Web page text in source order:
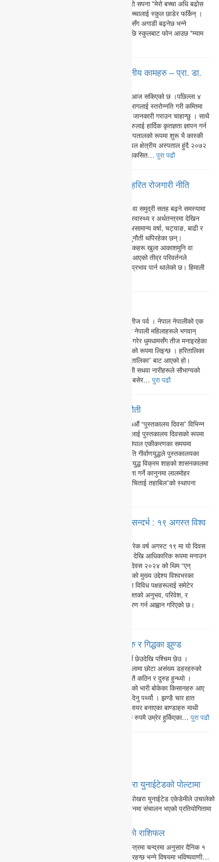
उभिएकी आमा - आमाका आखाँमा एउटा सानो तर गहिरो सपना "मेरो बच्चा अधि बढोस
।" यहि सोच्दा सोच्दै स्कुलको गेट आएको पत्तै भएन बच्चालाई स्कुल छाडेर फर्किन् ।
यसपालि भने अब विस्तारै मेरो बच्चा पनि पक्के राम्रो सँग अगाडी बढ्नेछ भन्ने
विश्वासका साथ दैनिकी चलिरहेको थियो।केहि हप्तापछि स्कुलबाट फोन आउछ "म्याम
४ बर्षे कार्यकालमा मैले गरेका ५० उल्लेखनीय कामहरु – प्रा. डा.
म ४ बर्ष निर्देशकको रूपमा काम गरेको ४ बर्षे पदावधि आज सकिएको छ ।पछिल्ला ४
बर्षमा प्रतिष्ठान र अस्पताल परिवार मिलेर बिभिन्न बिभागलाई स्तरोन्नति गरी कम्तिमा
५० वटा उल्लेख गर्न लायक काम भयको कुरा सबैलाइ जानकारी गराउन चाहान्छु । साथै
मलाई निर्देशक बन्न/बनाउन पहल गर्ने सबै महानुभावहरुलाई हार्दिक कृतज्ञता ज्ञापन गर्न
चाहान्छु ।बि सं २०१२ सालमा Soldier board अस्पतालको रूपमा शुरू भै कास्की
जिल्ला अस्पताल, गण्डकी अंचल अस्पताल, पश्चिमांचल क्षेत्रीय अस्पताल हुंदै २०७२
सालमा पोखरा स्वास्थ्य विज्ञान प्रतिस्ठानको रूपमा बिकसित… पुरा पढौ
जलवायु परिवर्तनको मार श्रमिक वर्गमा : हरित रोजगारी नीति
जलवायु परिवर्तनको असर अब केवल हिमनदी पग्लिने वा समुद्री सतह बढ्ने समस्यामा
सीमित छैन। यसको प्रत्यक्ष प्रभाव रोजगारी, श्रम, स्वास्थ्य र अर्थतन्त्रमा देखिन
थालेको छ, विशेष गरी श्रमिक वर्गमा। गर्मीको लहर, असामान्य वर्षा, चट्याङ, बाढी र
सुख्खाजस्ता चरम मौसम घटनाहरूले श्रम बजारमा चुनौती थपिरहेका छन्।
नेपालजस्तो विकासोन्मुख मुलुकमा ठूलो संख्यामा श्रमिकहरू खुला आकाशमुनि वा
जोखिमपूर्ण वातावरणमा काम गर्न बाध्य छन्। मौसममा आएको तीव्र परिवर्तनले
उनीहरूको उत्पादन क्षमतामा मात्र नभई, जीवनमा नै प्रभाव पार्न थालेको छ। हिमाली
आज भाद्र शुक्ल पक्षको तृतीया तिथि । हरितालिका तीज पर्व । नेपाल नेपालीको एक
विशेष सांस्कृतिक पर्व हो । भाद्र शुक्ल तृतीयाको दिन नेपाली महिलाहरूले भगवान्
शिवको पूजाआराधना गरी व्रत बस्नुका साथै नाचगान गरेर धुमधामसँग तीज मनाइरहेका
छन् । गणेश चतुर्थी र ऋषिपञ्चमी पनि तीजकै अङ्गको रूपमा लिइन्छ । हरितालिका
तिज : हरितालिका: यो नाम संस्कृत शब्द “हरिता” र “तालिका” बाट आएको हो।
शब्दकोषका अनुसार हरितालिका भन्नाले “प्रायः नेपाली सधवा नारीहरूले सौभाग्यको
स्थायित्वका लागि भाद्र शुक्ल तृतीयाका दिन निराहार बसेर… पुरा पढौ
पुस्तकालय दिवस : महत्व, अवस्था र चुनौती
आज भदौ १५ गते “राष्ट्रिय पुस्तकालय दिवस” । १७औं “पुस्तकालय दिवस” विभिन्न
कार्यक्रम गरी मनाइँदैछ। विसं २०६५ देखि भदौ १५ लाई पुस्तकालय दिवसको रूपमा
मनाउने निर्णय गरिएको थियो । पृथ्वीनारायण शाहले नेपाल एकीकरणका समयमा
संकलन गरेका महत्वपूर्ण दस्तावेजलाई पछि उनका नाति गीर्वाणयुद्धले पुस्तकालयका
रूपमा संग्रहित गरेर संरक्षण गरेका थिए। राजा गीर्वाणयुद्ध विक्रम शाहको शासनकालमा
विसं १८६९ भदौ १५ गते शुक्रबार पुस्तकालय स्थापना गर्ने कानुनमा लालमोहर
लगाइएको थियो । विसं १८६९ भदौ १५ गते “पुस्तक चिताई तहाबिल”को स्थापना
फोटोग्राफी : अवश्था, अवसर र चुनौति (सन्दर्भ : १९ अगस्त विश्व
आज अगस्ट १९ तारिख विश्व फोटोग्राफी दिवस । हरेक वर्ष अगस्ट १९ मा यो दिवस
बिबिध कार्यक्रम गरि मनाइन्छ। यो दिवस सन् २०१० देखि आधिकारिक रूपमा मनाउन
थालिएको हो।(१) यो बर्षको थिम :विश्व फोटोग्राफी दिवस २०२४ को थिम “एन्
एन्टायर डे” (An Entire Day) रहेको छ। यस थिमको मुख्य उद्देश्य विश्वभरका
फोटोग्राफरहरूलाई एउटै दिनको अवधिमा संसारभरका विविध पक्षहरूलाई समेटेर
तस्वीरहरू खिच्न प्रेरित गर्नु हो। यसमा प्रत्येक व्यक्तिको अनुभव, परिवेश, र
घटनाहरूलाई एउटै दिनमा क्यामेराको माध्यमबाट चित्रण गर्न आह्वान गरिएको छ।
कहां गए ति दिनहरु…. : सिमलका रुखहरु र गिद्धका झुण्ड
मुस्किलले दुइ हात चौडाइका डहरहरुले पोखराको पुर्बी छेउदेखि पश्चिम छेउ ।
उत्तरदेखि दक्षिण छेउहरु जोडिएका हुन्थे ।पोखराभरी लामा छोटा असंख्य डहरहरुको
सञ्जाल छिचोलेर गन्तब्यमा पुग्नु महाभारतको युद्ध जस्तै कठिन र दुरुह हुन्थ्यो ।
अगाडीबाट लामा लामा सिंग भएका भैंसीहरु तथा परालको भारी बोकेका किसानहरु आए
भने दायां बायांका अग्ला बाण्डाहरु उक्लेर बाटो छाडी दिनु पर्थ्यो । झण्डै चार हात
चाक्ला जगबाट पिरामिड शैलीमा ढुंगा र फुको माटो मिलायर बनाएका बाण्डाहरु माथी
हावा समेत नपस्ने गरी डालेघांसका रुखहरु प्राकृतिक रुपमै उम्रेर हुर्किएका… पुरा पढौ
अण्डर ट्वान्टी पुरुष भलिवलको उपाधी पोखरा युनाईटेडको पोल्टामा
पोखरामा भएको अण्डर ट्वान्टी पुरुष भलिवलको उपाधी पोखरा युनाईटेड एकेडेमीले उचालेको
छ । घान्द्रुक ब्रदर्शद्वारा लामाचौरको पातीघारी खेल मैदानमा संचालन भएको प्रतियोगितामा
आज २०८३ साल श्रावण २१ गते बिहीवारको राशिफल
आज २०८३ साल श्रावण २१ गते बिहीवार ज्योतिष शास्त्रमा चन्द्रमा अनुसार दैनिक १
फलादेश हुन्छ । सोही अनुसार उनीहरूको दैनिकी कस्तो रहन्छ भन्ने विषयमा भविष्यवाणी…